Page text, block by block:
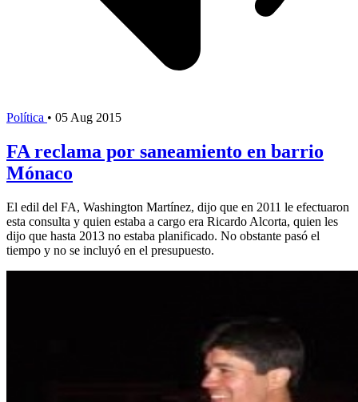
Política • 05 Aug 2015
FA reclama por saneamiento en barrio
Mónaco
El edil del FA, Washington Martínez, dijo que en 2011 le efectuaron
esta consulta y quien estaba a cargo era Ricardo Alcorta, quien les
dijo que hasta 2013 no estaba planificado. No obstante pasó el
tiempo y no se incluyó en el presupuesto.